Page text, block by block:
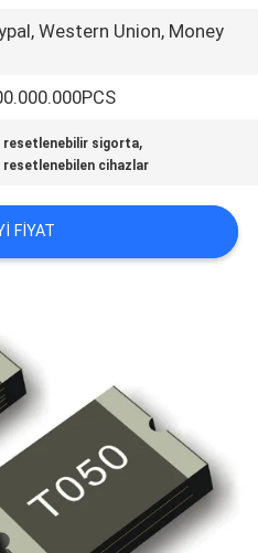
Western Union, Money
resetlenebilir sigorta,
cihazlar
FIYAT